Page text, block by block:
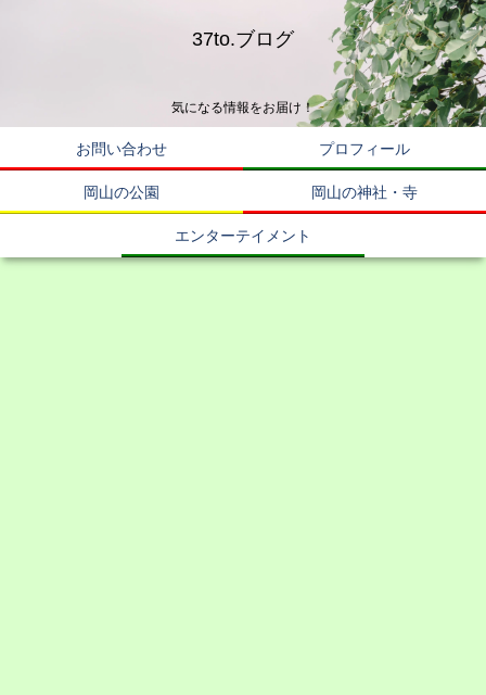
37to.ブログ
気になる情報をお届け！
お問い合わせ プロフィール
岡山の公園 岡山の神社・寺
エンターテイメント